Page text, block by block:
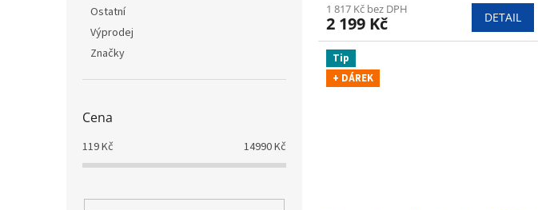
Ostatní
Výprodej
Značky
Cena
119Kč 14990Kč
1 817 Kč bez DPH
2 199 Kč DETAIL
Tip
+ DÁREK